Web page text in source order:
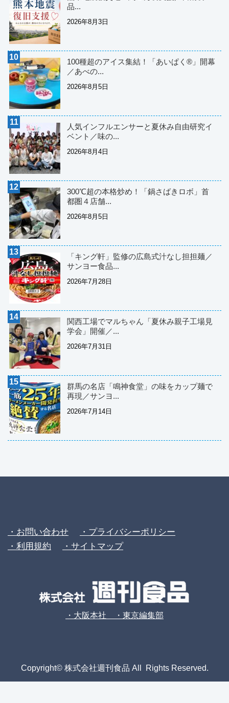
品...
2026年8月3日
100種超のアイス集結！「あいぱく®」開幕
／あべの...
2026年8月5日
人気インフルエンサーと夏休み自由研究イ
ベント／味の...
2026年8月4日
300℃超の本格炒め！「鍋さばきロボ」首
都圏４店舗...
2026年8月5日
「キング軒」監修の広島式汁なし担担麺／
サンヨー食品...
2026年7月28日
関西工場でマルちゃん「夏休み親子工場見
学会」開催／...
2026年7月31日
群馬の名店「鳴神食堂」の味をカップ麺で
再現／サンヨ...
2026年7月14日
・お問い合わせ
・プライバシーポリシー
・利用規約
・サイトマップ
・大阪本社 ・東京編集部
Copyright© 株式会社週刊食品 All Rights Reserved.